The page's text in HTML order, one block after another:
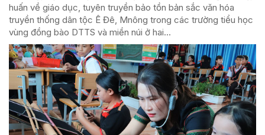
huấn về giáo dục, tuyên truyền bảo tồn bản sắc văn hóa
truyền thống dân tộc Ê Đê, Mnông trong các trường tiểu học
vùng đồng bào DTTS và miền núi ở hai...